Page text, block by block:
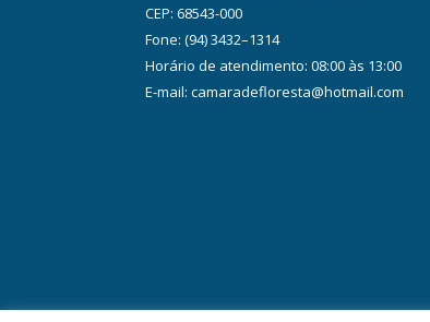
CEP: 68543-000
Fone: (94) 3432–1314
Horário de atendimento: 08:00 às 13:00
E-mail: camaradefloresta@hotmail.com